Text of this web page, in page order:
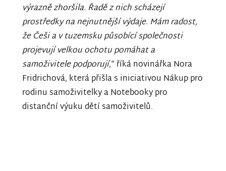
výrazně zhoršila. Řadě z nich scházejí
prostředky na nejnutnější výdaje. Mám radost,
že Češi a v tuzemsku působící společnosti
projevují velkou ochotu pomáhat a
samoživitele podporují,“ říká novinářka Nora
Fridrichová, která přišla s iniciativou Nákup pro
rodinu samoživitelky a Notebooky pro
distanční výuku dětí samoživitelů.